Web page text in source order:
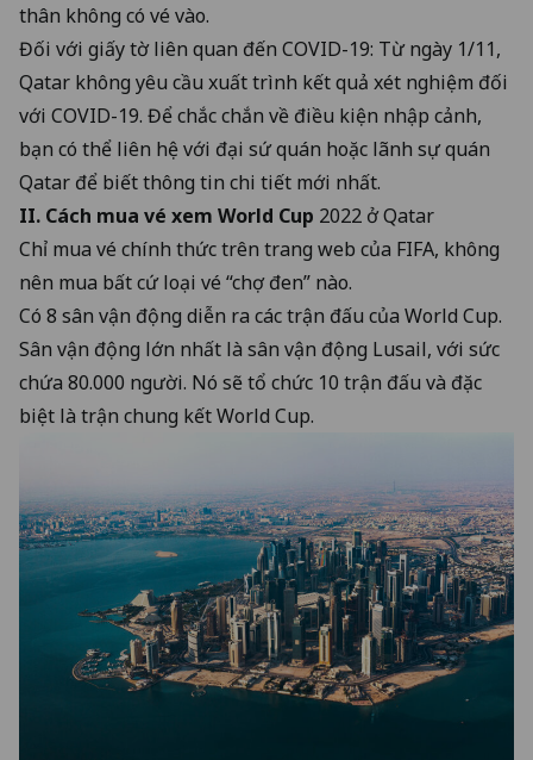
thân không có vé vào.
Đối với giấy tờ liên quan đến COVID-19: Từ ngày 1/11,
Qatar không yêu cầu xuất trình kết quả xét nghiệm đối
với COVID-19. Để chắc chắn về điều kiện nhập cảnh,
bạn có thể liên hệ với đại sứ quán hoặc lãnh sự quán
Qatar để biết thông tin chi tiết mới nhất.
II. Cách mua vé xem World Cup 2022 ở Qatar
Chỉ mua vé chính thức trên trang web của FIFA, không
nên mua bất cứ loại vé “chợ đen” nào.
Có 8 sân vận động diễn ra các trận đấu của World Cup.
Sân vận động lớn nhất là sân vận động Lusail, với sức
chứa 80.000 người. Nó sẽ tổ chức 10 trận đấu và đặc
biệt là trận chung kết World Cup.